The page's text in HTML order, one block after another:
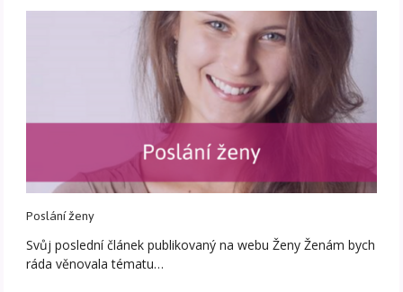
Poslání ženy
Svůj poslední článek publikovaný na webu Ženy Ženám bych
ráda věnovala tématu…